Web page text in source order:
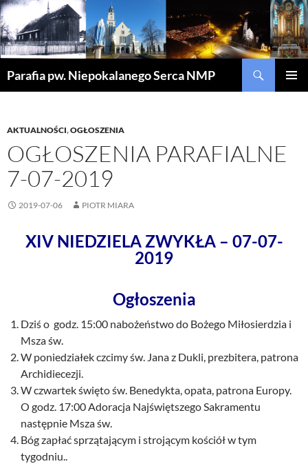
Parafia pw. Niepokalanego Serca NMP
AKTUALNOŚCI,OGŁOSZENIA
OGŁOSZENIA PARAFIALNE
7-07-2019
2019-07-06 PIOTR MIARA
XIV NIEDZIELA ZWYKŁA – 07-07-
2019
Ogłoszenia
Dziś o godz. 15:00 nabożeństwo do Bożego Miłosierdzia i
Msza św.
W poniedziałek czcimy św. Jana z Dukli, prezbitera, patrona
Archidiecezji.
W czwartek święto św. Benedykta, opata, patrona Europy.
O godz. 17:00 Adoracja Najświętszego Sakramentu
następnie Msza św.
Bóg zapłać sprzątającym i strojącym kościół w tym
tygodniu..